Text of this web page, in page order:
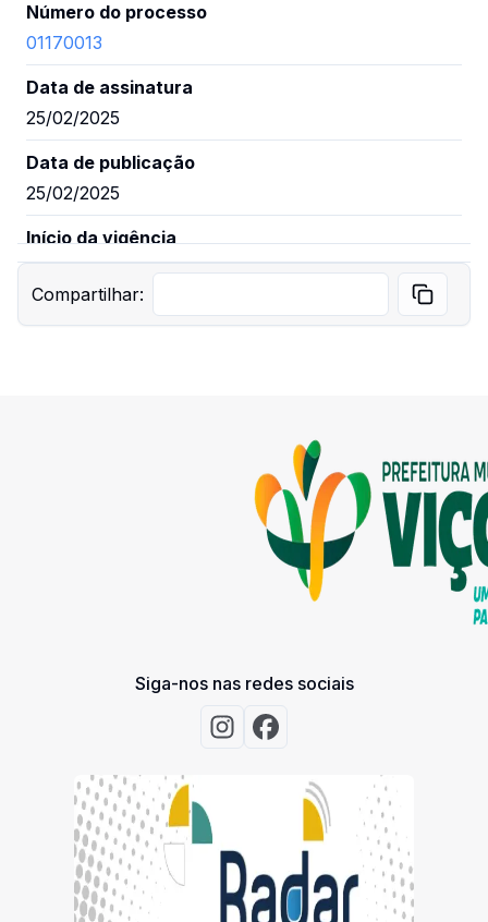
Número do processo
01170013
Data de assinatura
25/02/2025
Data de publicação
25/02/2025
Início da vigência
24/02/2025
Fim da vigência
CNPJ: 21.964.258/0001-88
(SHOW): “CAZUADINHA”, PARA APRESENTAÇÃO
NO DIA 01 DE MARÇO DE 2025, EM
COMEMORAÇÃO AOS FESTEJOS
CARNAVALESCOS DO MUNICÍPIO DE VIÇOSA/AL.
Compartilhar:
Siga-nos nas redes sociais
Acessar Instagram
Acessar Facebook